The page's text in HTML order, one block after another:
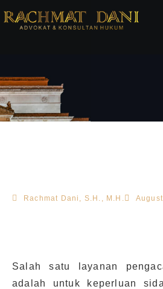
Rachmat Dani, S.H., M.H.
Salah satu layanan
adalah untuk keperluan